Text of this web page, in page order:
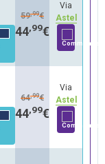
59,99€
44,99€
Via
Astel
64,99€
44,99€
Via
Astel